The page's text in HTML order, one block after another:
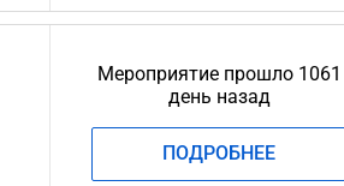
Мероприятие прошло 1061
день назад
ПОДРОБНЕЕ